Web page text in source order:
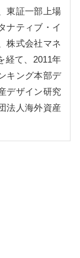
東証一部上場
ナティブ・イ
株式会社マネ
経て、2011年
キング本部デ
デザイン研究
法人海外資産